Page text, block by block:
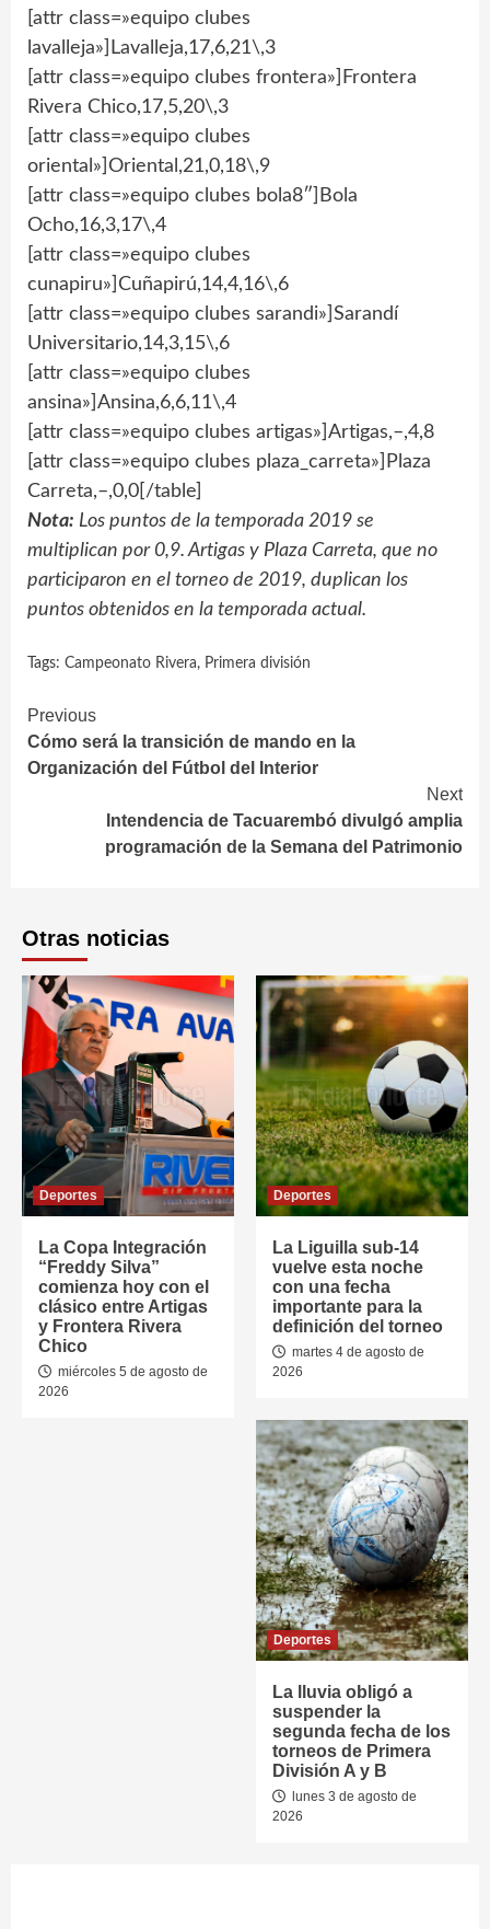
[attr class=»equipo clubes
lavalleja»]Lavalleja,17,6,21\,3
[attr class=»equipo clubes frontera»]Frontera
Rivera Chico,17,5,20\,3
[attr class=»equipo clubes
oriental»]Oriental,21,0,18\,9
[attr class=»equipo clubes bola8″]Bola
Ocho,16,3,17\,4
[attr class=»equipo clubes
cunapiru»]Cuñapirú,14,4,16\,6
[attr class=»equipo clubes sarandi»]Sarandí
Universitario,14,3,15\,6
[attr class=»equipo clubes
ansina»]Ansina,6,6,11\,4
[attr class=»equipo clubes artigas»]Artigas,–,4,8
[attr class=»equipo clubes plaza_carreta»]Plaza
Carreta,–,0,0[/table]
Nota: Los puntos de la temporada 2019 se
multiplican por 0,9. Artigas y Plaza Carreta, que no
participaron en el torneo de 2019, duplican los
puntos obtenidos en la temporada actual.
Tags: Campeonato Rivera, Primera división
Continue
Reading
Previous
Cómo será la transición de mando en la
Organización del Fútbol del Interior
Next
Intendencia de Tacuarembó divulgó amplia
programación de la Semana del Patrimonio
Otras noticias
Deportes
La Copa Integración
“Freddy Silva”
comienza hoy con el
clásico entre Artigas
y Frontera Rivera
Chico
miércoles 5 de agosto de
2026
Deportes
La Liguilla sub-14
vuelve esta noche
con una fecha
importante para la
definición del torneo
martes 4 de agosto de
2026
Deportes
La lluvia obligó a
suspender la
segunda fecha de los
torneos de Primera
División A y B
lunes 3 de agosto de
2026